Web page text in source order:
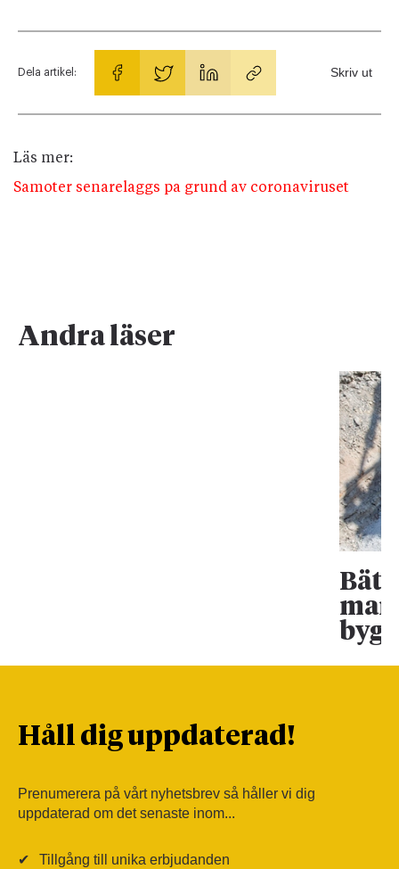
Dela artikel: Skriv ut
Läs mer:
Samoter senarelaggs pa grund av coronaviruset
Andra läser
Håll dig uppdaterad!
Prenumerera på vårt nyhetsbrev så håller vi dig
uppdaterad om det senaste inom...
✔ Tillgång till unika erbjudanden